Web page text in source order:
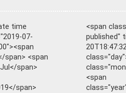
time
07-
span> <span
span>
span>
<span
published"
<span